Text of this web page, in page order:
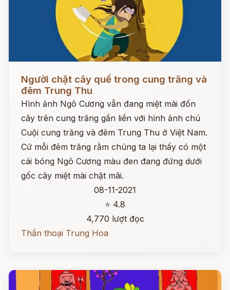
Người chặt cây quế trong cung trăng và
đêm Trung Thu
Hình ảnh Ngô Cương vẫn đang miệt mài đốn
cây trên cung trăng gắn liền với hình ảnh chú
Cuội cung trăng và đêm Trung Thu ở Việt Nam.
Cứ mỗi đêm trăng rằm chúng ta lại thấy có một
cái bóng Ngô Cương màu đen đang đứng dưới
gốc cây miệt mài chặt mãi.
08-11-2021
⭐ 4.8
4,770 lượt đọc
Thần thoại Trung Hoa